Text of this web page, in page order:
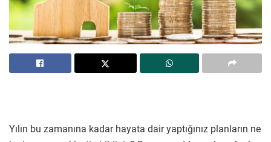
Yılın bu zamanına kadar hayata dair yaptığınız planların ne